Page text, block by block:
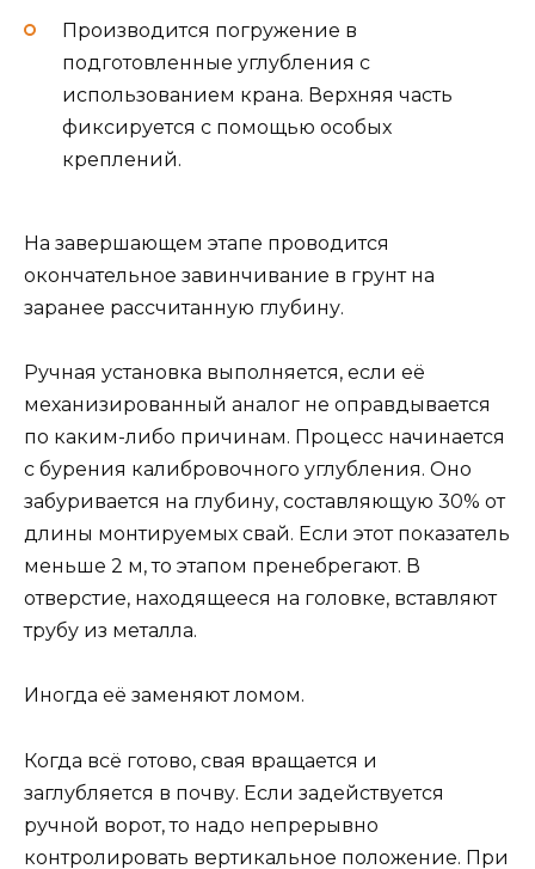
Производится погружение в
подготовленные углубления с
использованием крана. Верхняя часть
фиксируется с помощью особых
креплений.
На завершающем этапе проводится
окончательное завинчивание в грунт на
заранее рассчитанную глубину.
Ручная установка выполняется, если её
механизированный аналог не оправдывается
по каким-либо причинам. Процесс начинается
с бурения калибровочного углубления. Оно
забуривается на глубину, составляющую 30% от
длины монтируемых свай. Если этот показатель
меньше 2 м, то этапом пренебрегают. В
отверстие, находящееся на головке, вставляют
трубу из металла.
Иногда её заменяют ломом.
Когда всё готово, свая вращается и
заглубляется в почву. Если задействуется
ручной ворот, то надо непрерывно
контролировать вертикальное положение. При